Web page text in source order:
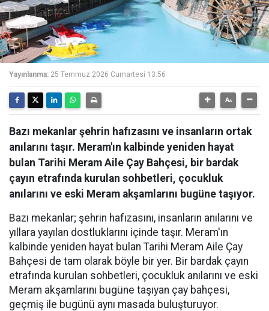
Yayınlanma: 25 Temmuz 2026 Cumartesi 13:56
Bazı mekanlar şehrin hafızasını ve insanların ortak
anılarını taşır. Meram'ın kalbinde yeniden hayat
bulan Tarihi Meram Aile Çay Bahçesi, bir bardak
çayın etrafında kurulan sohbetleri, çocukluk
anılarını ve eski Meram akşamlarını bugüne taşıyor.
Bazı mekanlar; şehrin hafızasını, insanların anılarını ve
yıllara yayılan dostluklarını içinde taşır. Meram'ın
kalbinde yeniden hayat bulan Tarihi Meram Aile Çay
Bahçesi de tam olarak böyle bir yer. Bir bardak çayın
etrafında kurulan sohbetleri, çocukluk anılarını ve eski
Meram akşamlarını bugüne taşıyan çay bahçesi,
geçmiş ile bugünü aynı masada buluşturuyor.